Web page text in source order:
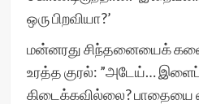
ஒரு பிறவியா?’
மன்னரது சிந்தனையைக்
உரத்த குரல்: ”அடேய்…
கிடைக்கவில்லை? பாதையை